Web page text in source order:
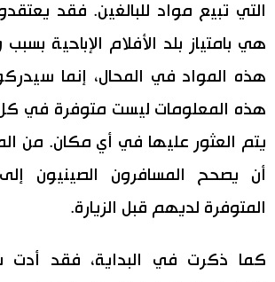
التي تبيع مواد للبالغين. فقد
هي بامتياز بلد الأفلام الإباحية
هذه المواد في المحال، إنما
هذه المعلومات ليست متوفرة في كل
يتم العثور عليها في أي مكان. من
أن يصحح المسافرون الصينيون إلى
المتوفرة لديهم قبل الزيارة.
كما ذكرت في البداية، فقد أدت